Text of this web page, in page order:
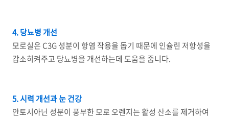
4. 당뇨병 개선
모로실은 C3G 성분이 항염 작용을 돕기 때문에 인슐린 저항성을
감소히켜주고 당뇨병을 개선하는데 도움을 줍니다.
5. 시력 개선과 눈 건강
안토시아닌 성분이 풍부한 모로 오렌지는 활성 산소를 제거하여